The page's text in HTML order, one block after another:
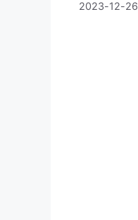
2023-12-26